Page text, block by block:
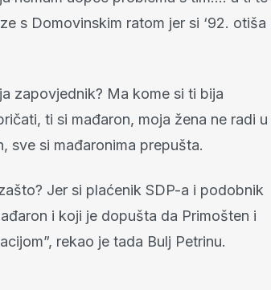
s Domovinskim ratom jer si ‘92. otiša
zapovjednik? Ma kome si ti bija
ti si mađaron, moja žena ne radi u
sve si mađaronima prepušta.
Jer si plaćenik SDP-a i podobnik
i koji je dopušta da Primošten i
rekao je tada Bulj Petrinu.